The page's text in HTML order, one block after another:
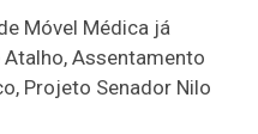
Móvel Médica já
Assentamento
Projeto Senador Nilo